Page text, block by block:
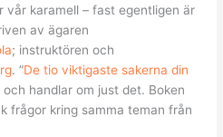
vår karamell – fast egentligen är
av ägaren
; instruktören och
. ”De tio viktigaste sakerna din
och handlar om just det. Boken
frågor kring samma teman från